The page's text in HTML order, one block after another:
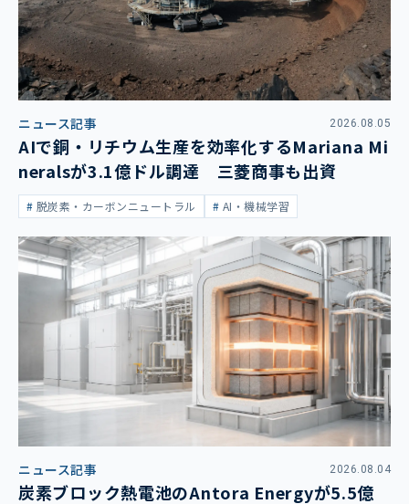
ニュース記事 2026.08.05
AIで銅・リチウム生産を効率化するMariana Mi
neralsが3.1億ドル調達 三菱商事も出資
脱炭素・カーボンニュートラル AI・機械学習
ニュース記事 2026.08.04
炭素ブロック熱電池のAntora Energyが5.5億